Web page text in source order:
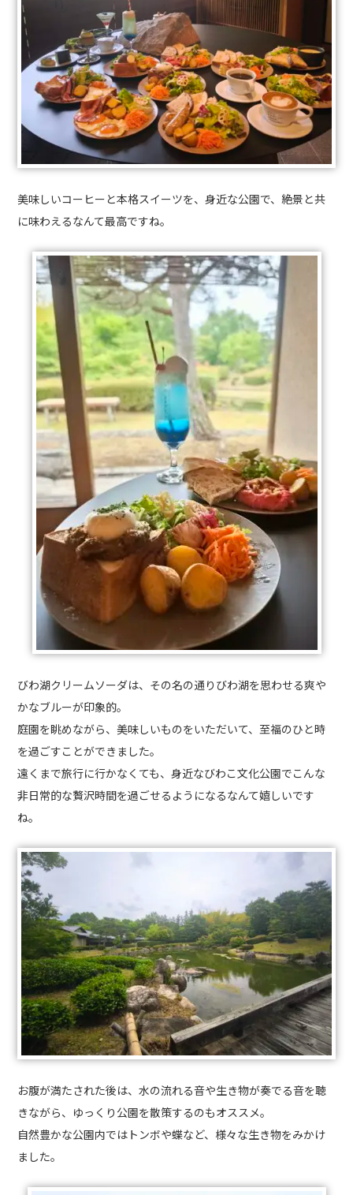
美味しいコーヒーと本格スイーツを、身近な公園で、絶景と共
に味わえるなんて最高ですね。
びわ湖クリームソーダは、その名の通りびわ湖を思わせる爽や
かなブルーが印象的。
庭園を眺めながら、美味しいものをいただいて、至福のひと時
を過ごすことができました。
遠くまで旅行に行かなくても、身近なびわこ文化公園でこんな
非日常的な贅沢時間を過ごせるようになるなんて嬉しいです
ね。
お腹が満たされた後は、水の流れる音や生き物が奏でる音を聴
きながら、ゆっくり公園を散策するのもオススメ。
自然豊かな公園内ではトンボや蝶など、様々な生き物をみかけ
ました。